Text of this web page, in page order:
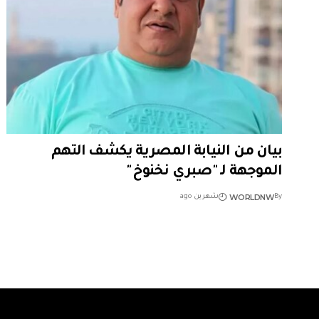
بيان من النيابة المصرية يكشف التهم
الموجهة لـ "صبري نخنوخ"
By
WORLDNW شهرين ago